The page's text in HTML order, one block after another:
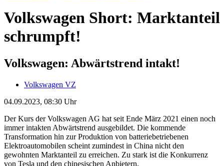
Volkswagen Short: Marktanteil
schrumpft!
Volkswagen: Abwärtstrend intakt!
Volkswagen VZ
04.09.2023, 08:30 Uhr
Der Kurs der Volkswagen AG hat seit Ende März 2021 einen noch
immer intakten Abwärtstrend ausgebildet. Die kommende
Transformation hin zur Produktion von batteriebetriebenen
Elektroautomobilen scheint zumindest in China nicht den
gewohnten Marktanteil zu erreichen. Zu stark ist die Konkurrenz
von Tesla und den chinesischen Anbietern.